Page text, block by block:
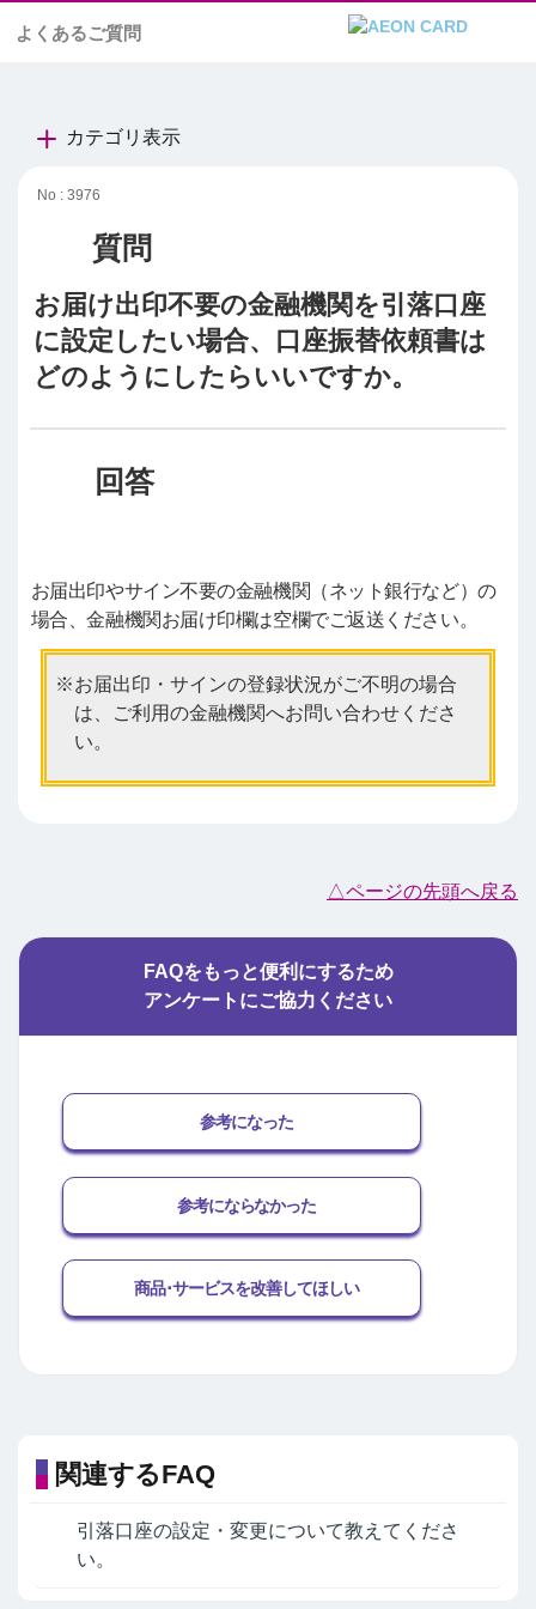
よくあるご質問
カテゴリ表示
No : 3976
お届け出印不要の金融機関を引落口座
に設定したい場合、口座振替依頼書は
どのようにしたらいいですか。
お届出印やサイン不要の金融機関（ネット銀行など）の
場合、金融機関お届け印欄は空欄でご返送ください。
お届出印・サインの登録状況がご不明の場合
は、ご利用の金融機関へお問い合わせくださ
い。
△ページの先頭へ戻る
FAQをもっと便利にするため
アンケートにご協力ください
参考になった
参考にならなかった
商品･サービスを改善してほしい
関連するFAQ
引落口座の設定・変更について教えてくださ
い。